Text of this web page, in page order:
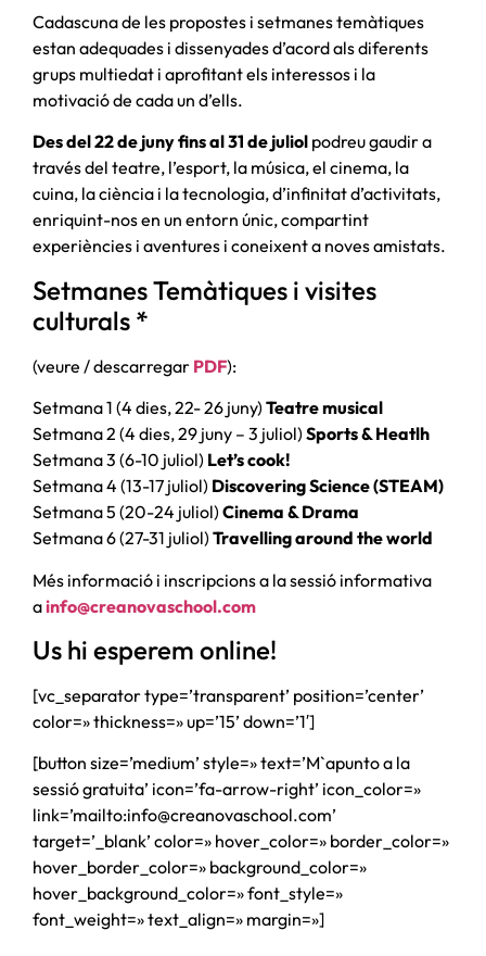
Cadascuna de les propostes i setmanes temàtiques
estan adequades i dissenyades d’acord als diferents
grups multiedat i aprofitant els interessos i la
motivació de cada un d’ells.
Des del 22 de juny fins al 31 de juliol podreu gaudir a
través del teatre, l’esport, la música, el cinema, la
cuina, la ciència i la tecnologia, d’infinitat d’activitats,
enriquint-nos en un entorn únic, compartint
experiències i aventures i coneixent a noves amistats.
Setmanes Temàtiques i visites
culturals *
(veure / descarregar PDF):
Setmana 1 (4 dies, 22- 26 juny) Teatre musical
Setmana 2 (4 dies, 29 juny – 3 juliol) Sports & Heatlh
Setmana 3 (6-10 juliol) Let’s cook!
Setmana 4 (13-17 juliol) Discovering Science (STEAM)
Setmana 5 (20-24 juliol) Cinema & Drama
Setmana 6 (27-31 juliol) Travelling around the world
Més informació i inscripcions a la sessió informativa
ainfo@creanovaschool.com
Us hi esperem online!
[vc_separator type=’transparent’ position=’center’
color=» thickness=» up=’15’ down=’1′]
[button size=’medium’ style=» text=’M`apunto a la
sessió gratuita’ icon=’fa-arrow-right’ icon_color=»
link=’mailto:info@creanovaschool.com’
target=’_blank’ color=» hover_color=» border_color=»
hover_border_color=» background_color=»
hover_background_color=» font_style=»
font_weight=» text_align=» margin=»]